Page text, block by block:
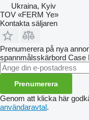
Ukraina, Kyiv
TOV «FERM Ye»
Kontakta säljaren
Prenumerera på nya
spannmålsskärbord Case
Prenumerera
Genom att klicka här
användaravtal.